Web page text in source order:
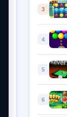
3
4
5
6